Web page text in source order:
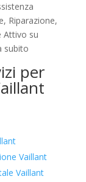
Riparazione,
Attivo su
subito
per
Vaillant
Vaillant